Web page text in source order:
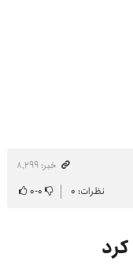
خبر: ۸٬۲۹۹
نظرات: ۰ ۰-۰